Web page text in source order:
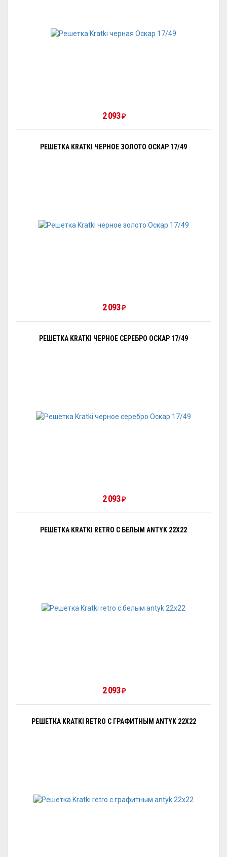
2 093 ₽
РЕШЕТКА KRATKI ЧЕРНОЕ ЗОЛОТО ОСКАР 17/49
2 093 ₽
РЕШЕТКА KRATKI ЧЕРНОЕ СЕРЕБРО ОСКАР 17/49
2 093 ₽
РЕШЕТКА KRATKI RETRO С БЕЛЫМ ANTYK 22Х22
2 093 ₽
РЕШЕТКА KRATKI RETRO С ГРАФИТНЫМ ANTYK 22Х22